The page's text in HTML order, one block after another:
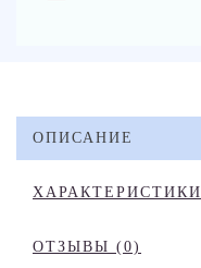
ОПИСАНИЕ
ХАРАКТЕРИСТИКИ
ОТЗЫВЫ (0)